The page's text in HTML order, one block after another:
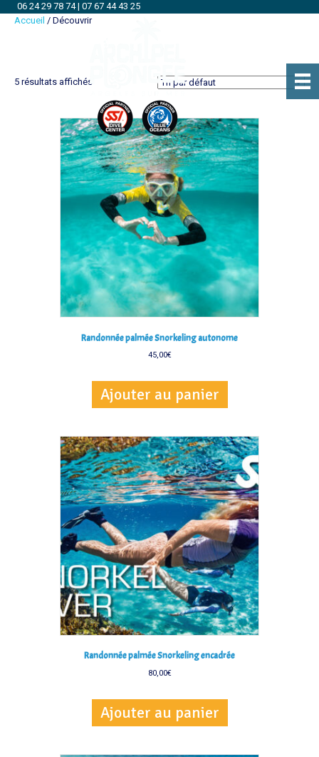
06 24 29 78 74| 07 67 44 43 25
Accueil / Découvrir
5 résultats affichés
Randonnée palmée Snorkeling autonome
45,00€
Ajouter au panier
Randonnée palmée Snorkeling encadrée
80,00€
Ajouter au panier